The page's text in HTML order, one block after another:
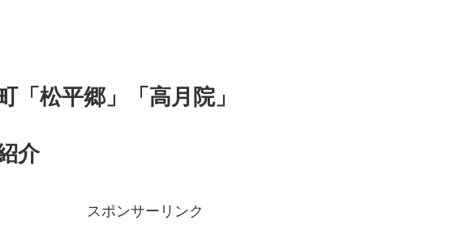
「松平郷」「高月院」
介
スポンサーリンク